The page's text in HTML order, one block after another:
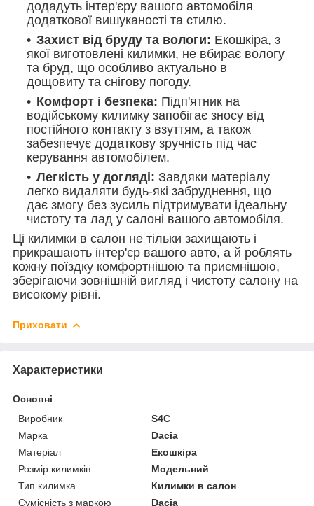
додадуть інтер'єру вашого автомобіля
додаткової вишуканості та стилю.
Захист від бруду та вологи: Екошкіра, з
якої виготовлені килимки, не вбирає вологу
та бруд, що особливо актуально в
дощовиту та снігову погоду.
Комфорт і безпека: Підп'ятник на
водійському килимку запобігає зносу від
постійного контакту з взуттям, а також
забезпечує додаткову зручність під час
керування автомобілем.
Легкість у догляді: Завдяки матеріалу
легко видаляти будь-які забруднення, що
дає змогу без зусиль підтримувати ідеальну
чистоту та лад у салоні вашого автомобіля.
Ці килимки в салон не тільки захищають і
прикрашають інтер'єр вашого авто, а й роблять
кожну поїздку комфортнішою та приємнішою,
зберігаючи зовнішній вигляд і чистоту салону на
високому рівні.
Приховати
Характеристики
Основні
Виробник
S4C
Марка
Dacia
Матеріал
Екошкіра
Розмір килимків
Модельний
Тип килимка
Килимки в салон
Сумісність з маркою
Dacia